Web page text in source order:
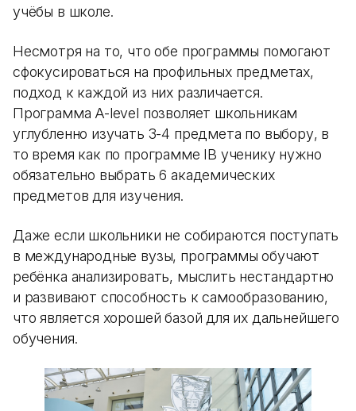
учёбы в школе.
Несмотря на то, что обе программы помогают
сфокусироваться на профильных предметах,
подход к каждой из них различается.
Программа A-level позволяет школьникам
углубленно изучать 3-4 предмета по выбору, в
то время как по программе IB ученику нужно
обязательно выбрать 6 академических
предметов для изучения.
Даже если школьники не собираются поступать
в международные вузы, программы обучают
ребёнка анализировать, мыслить нестандартно
и развивают способность к самообразованию,
что является хорошей базой для их дальнейшего
обучения.